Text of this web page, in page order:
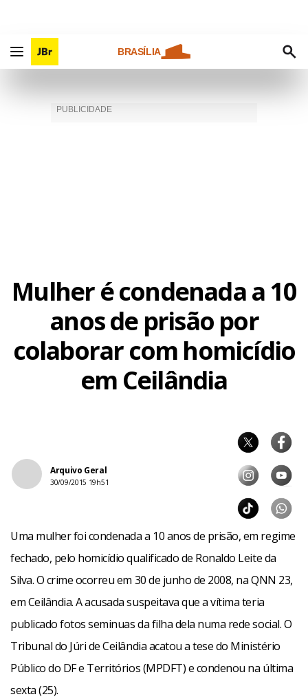
BRASÍLIA
Mulher é condenada a 10
anos de prisão por
colaborar com homicídio
em Ceilândia
Arquivo Geral
30/09/2015 19h51
Uma mulher foi condenada a 10 anos de prisão, em regime
fechado, pelo homicídio qualificado de Ronaldo Leite da
Silva. O crime ocorreu em 30 de junho de 2008, na QNN 23,
em Ceilândia. A acusada suspeitava que a vítima teria
publicado fotos seminuas da filha dela numa rede social. O
Tribunal do Júri de Ceilândia acatou a tese do Ministério
Público do DF e Territórios (MPDFT) e condenou na última
sexta (25).